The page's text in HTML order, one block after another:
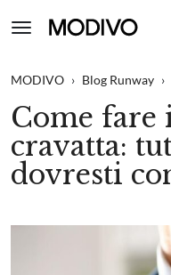
MODIVO › Blog Runway ›
Come fare
cravatta:
dovresti